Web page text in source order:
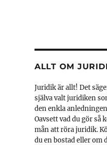
ALLT OM
Juridik är allt! Det
själva valt juridiken
den enkla
Oavsett vad du gör så
mån att röra juridik.
du en bostad eller om